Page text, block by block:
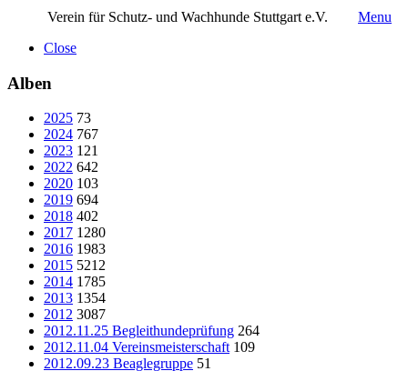
Verein für Schutz- und Wachhunde Stuttgart e.V.
Menu
Close
Alben
2025 73
2024 767
2023 121
2022 642
2020 103
2019 694
2018 402
2017 1280
2016 1983
2015 5212
2014 1785
2013 1354
2012 3087
2012.11.25 Begleithundeprüfung 264
2012.11.04 Vereinsmeisterschaft 109
2012.09.23 Beaglegruppe 51